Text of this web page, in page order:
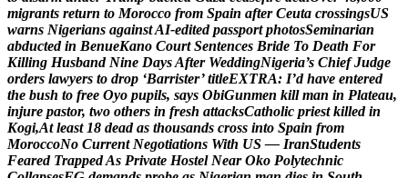
migrants return to Morocco from Spain after Ceuta crossingsUS
warns Nigerians againstAI-edited passport photosSeminarian
abducted in BenueKano Court Sentences Bride To Death For
Killing Husband Nine DaysAfter WeddingNigeria’s Chief Judge
orders lawyers to drop ‘Barrister’ titleEXTRA: I’d have entered
the bush to free Oyo pupils, says ObiGunmen kill man in Plateau,
injure pastor, two others in fresh attacksCatholic priest killed in
Kogi,At least 18 dead as thousands cross into Spain from
MoroccoNo Current Negotiations With US — IranStudents
Feared TrappedAs Private Hostel Near Oko Polytechnic